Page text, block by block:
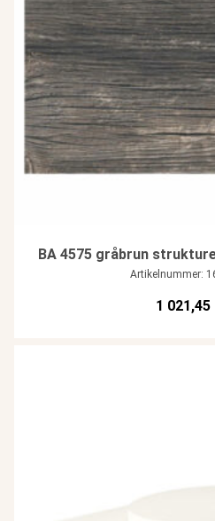
BA 4575 gråbrun
Artikelnummer:
1 021,45